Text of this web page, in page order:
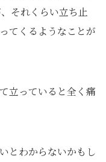
それくらい立ち止
てくるようなことが
立っていると全く痛
とわからないかもし